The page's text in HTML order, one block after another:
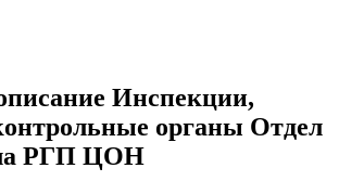
Инспекции,
органы Отдел
РГП ЦОН